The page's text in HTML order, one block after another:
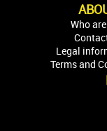
Who
Legal
Terms and